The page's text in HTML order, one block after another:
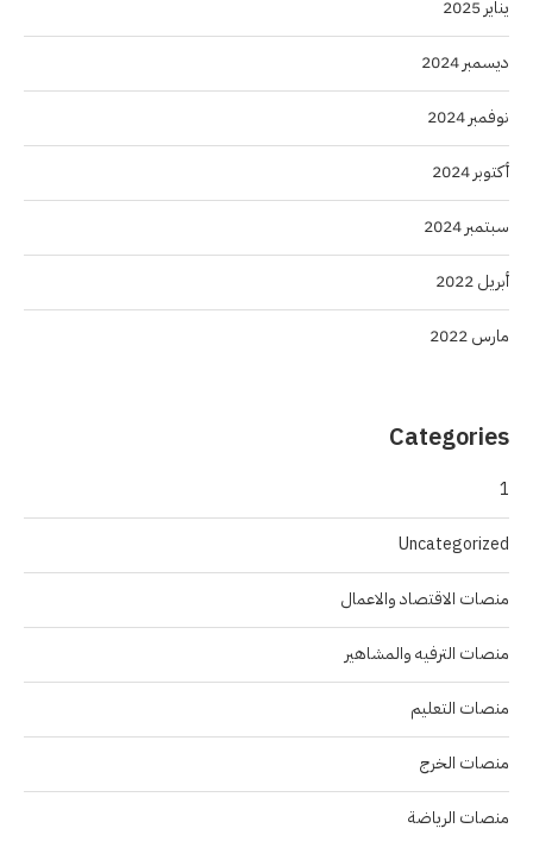
يناير 2025
ديسمبر 2024
نوفمبر 2024
أكتوبر 2024
سبتمبر 2024
أبريل 2022
مارس 2022
Categories
1
Uncategorized
منصات الاقتصاد والاعمال
منصات الترفيه والمشاهير
منصات التعليم
منصات الخرج
منصات الرياضة